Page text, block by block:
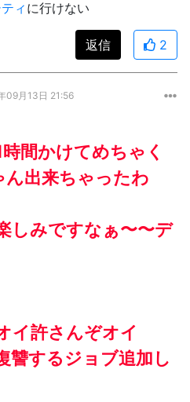
ィ に行けない
返信 2
09月13日 21:56
間かけてめちゃく
ん出来ちゃったわ
しみですなぁ〜〜デ
イ許さんぞオイ
讐するジョブ追加し